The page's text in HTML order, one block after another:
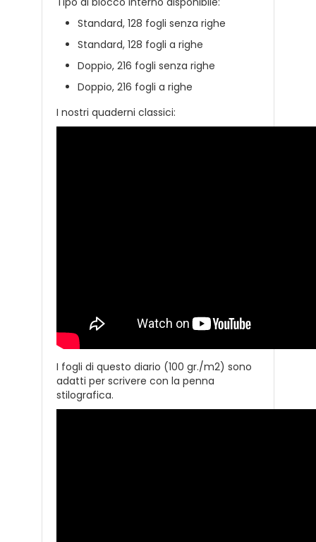
Standard, 128 fogli senza righe
Standard, 128 fogli a righe
Doppio, 216 fogli senza righe
Doppio, 216 fogli a righe
I nostri quaderni classici:
I fogli di questo diario (100 gr./m2) sono
adatti per scrivere con la penna
stilografica.